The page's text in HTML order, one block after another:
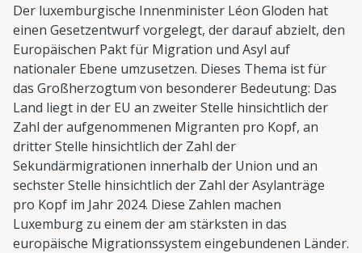
Der luxemburgische Innenminister Léon Gloden hat
einen Gesetzentwurf vorgelegt, der darauf abzielt, den
Europäischen Pakt für Migration und Asyl auf
nationaler Ebene umzusetzen. Dieses Thema ist für
das Großherzogtum von besonderer Bedeutung: Das
Land liegt in der EU an zweiter Stelle hinsichtlich der
Zahl der aufgenommenen Migranten pro Kopf, an
dritter Stelle hinsichtlich der Zahl der
Sekundärmigrationen innerhalb der Union und an
sechster Stelle hinsichtlich der Zahl der Asylanträge
pro Kopf im Jahr 2024. Diese Zahlen machen
Luxemburg zu einem der am stärksten in das
europäische Migrationssystem eingebundenen Länder.